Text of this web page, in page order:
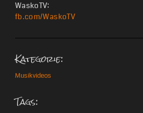
WaskoTV:
fb.com/WaskoTV
Kategorie:
Musikvideos
Tags: